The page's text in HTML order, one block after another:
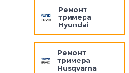
Ремонт
тримера
Hyundai
Ремонт
тримера
Husqvarna